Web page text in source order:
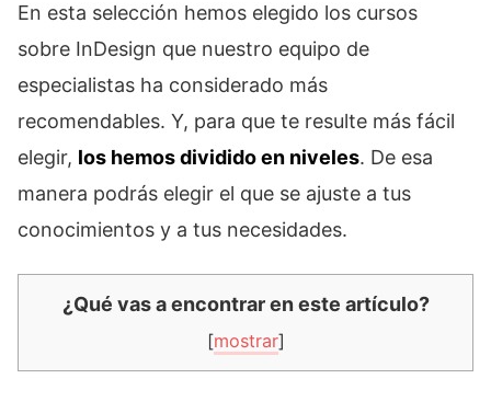
En esta selección hemos elegido los cursos
sobre InDesign que nuestro equipo de
especialistas ha considerado más
recomendables. Y, para que te resulte más fácil
elegir, los hemos dividido en niveles. De esa
manera podrás elegir el que se ajuste a tus
conocimientos y a tus necesidades.
¿Qué vas a encontrar en este artículo?
[mostrar]